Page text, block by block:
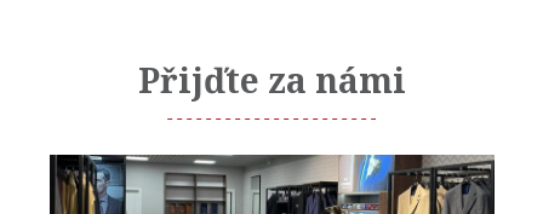
Přijďte za námi